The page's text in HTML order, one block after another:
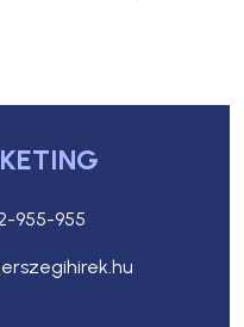
955-955